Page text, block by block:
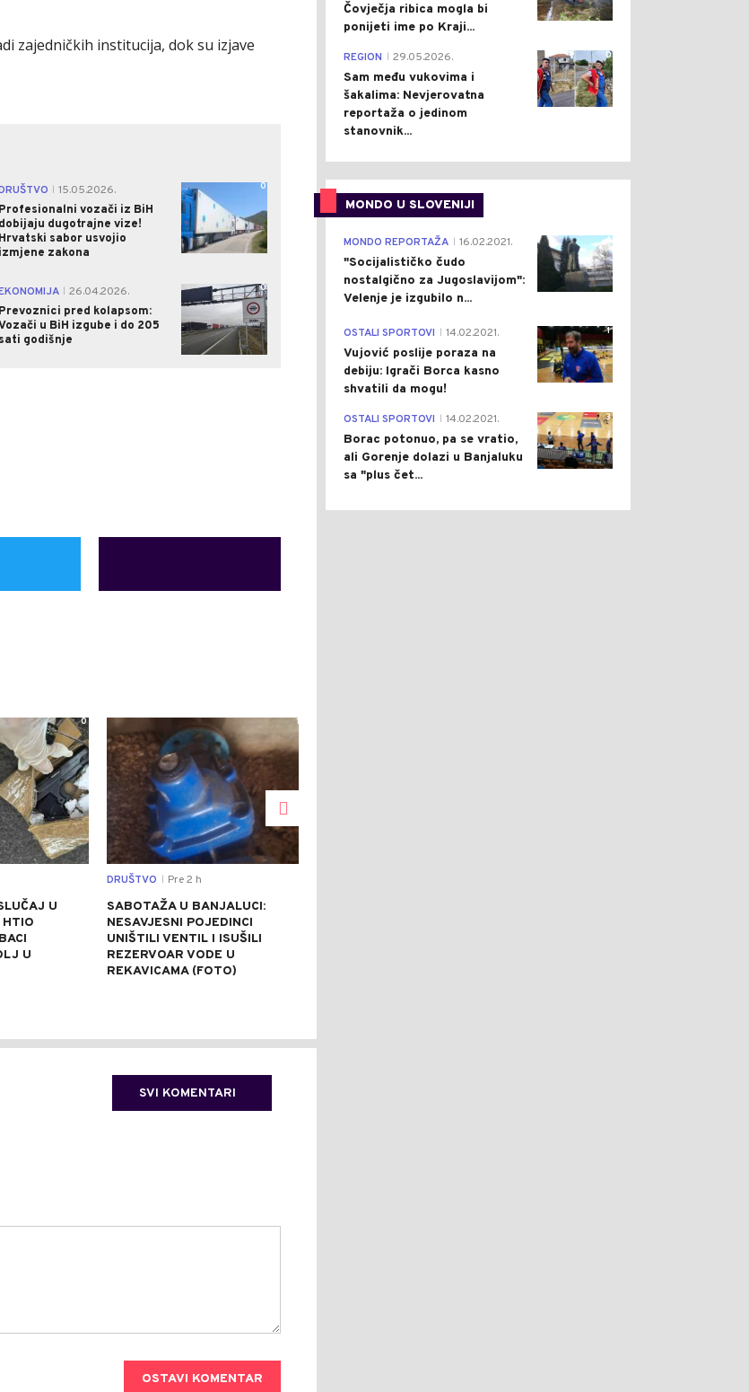
zajedničkih institucija, dok su izjave
15.05.2026.
Profesionalni vozači iz BiH
dobijaju dugotrajne vize!
Hrvatski sabor usvojio
izmjene zakona
0
26.04.2026.
Prevoznici pred kolapsom:
u BiH izgube i do 205
sati godišnje
0
0
U
HTIO
U
1
DRUŠTVO Pre 2 h
SABOTAŽA U BANJALUCI:
NESAVJESNI POJEDINCI
UNIŠTILI VENTIL I ISUŠILI
REZERVOAR VODE U
REKAVICAMA (FOTO)
SVI KOMENTARI
OSTAVI KOMENTAR
Čovječja ribica mogla bi
ponijeti ime po Kraji...
0
REGION 29.05.2026.
Sam među vukovima i
šakalima: Nevjerovatna
reportaža o jedinom
stanovnik...
MONDO U SLOVENIJI
4
MONDO REPORTAŽA 16.02.2021.
"Socijalističko čudo
nostalgično za Jugoslavijom":
Velenje je izgubilo n...
1
OSTALI SPORTOVI 14.02.2021.
Vujović poslije poraza na
debiju: Igrači Borca kasno
shvatili da mogu!
3
OSTALI SPORTOVI 14.02.2021.
Borac potonuo, pa se vratio,
ali Gorenje dolazi u Banjaluku
sa "plus čet...